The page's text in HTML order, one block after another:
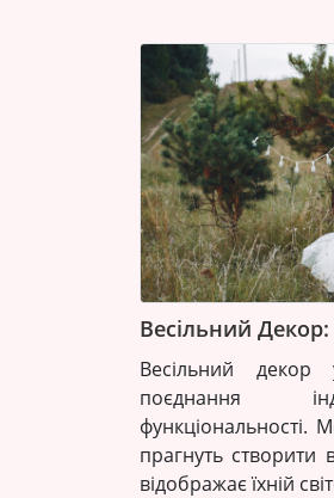
Весільний
Весільний
поєднання
функціональності.
прагнуть створити
відображає їхній